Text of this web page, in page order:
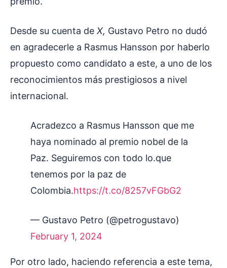
Desde su cuenta de X, Gustavo Petro no dudó
en agradecerle a Rasmus Hansson por haberlo
propuesto como candidato a este, a uno de los
reconocimientos más prestigiosos a nivel
internacional.
Acradezco a Rasmus Hansson que me
haya nominado al premio nobel de la
Paz. Seguiremos con todo lo.que
tenemos por la paz de
Colombia.https://t.co/8257vFGbG2
— Gustavo Petro (@petrogustavo)
February 1, 2024
Por otro lado, haciendo referencia a este tema,